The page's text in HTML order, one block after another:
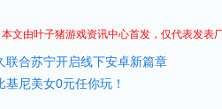
本文由叶子猪游戏资讯中心首发，仅代表发表
联合苏宁开启线下安卓新篇章
尼美女0元任你玩！